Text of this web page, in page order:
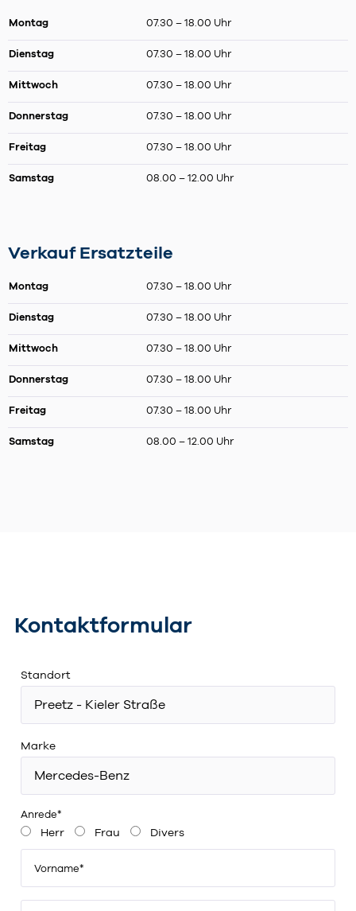
Montag 07.30 – 18.00 Uhr
Dienstag 07.30 – 18.00 Uhr
Mittwoch 07.30 – 18.00 Uhr
Donnerstag 07.30 – 18.00 Uhr
Freitag 07.30 – 18.00 Uhr
Samstag 08.00 – 12.00 Uhr
Verkauf Ersatzteile
Montag 07.30 – 18.00 Uhr
Dienstag 07.30 – 18.00 Uhr
Mittwoch 07.30 – 18.00 Uhr
Donnerstag 07.30 – 18.00 Uhr
Freitag 07.30 – 18.00 Uhr
Samstag 08.00 – 12.00 Uhr
Kontaktformular
Standort
Marke
Anrede*
Herr Frau Divers